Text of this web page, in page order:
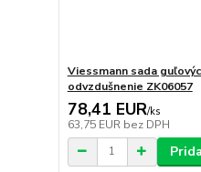
Viessmann sada
odvzdušnenie ZK06057
78,41 EUR/ks
63,75 EUR bez DPH